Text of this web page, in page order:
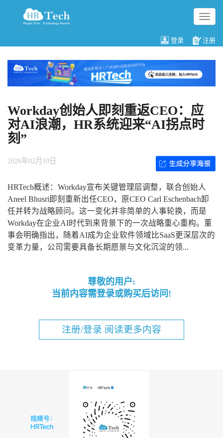
切
换
航
登录 注册
Workday创始人即刻重返CEO：应
对AI浪潮，HR系统迎来“AI拐点时
刻”
2026年02月10日
HRTech概述：Workday宣布关键管理层调整，联合创始人
Aneel Bhusri即刻重新出任CEO，原CEO Carl Eschenbach卸
任并转为战略顾问。这一变化并非简单的人事轮换，而是
Workday在企业AI时代到来背景下的一次战略重心重构。董
事会明确指出，随着AI成为企业软件领域比SaaS更深层次的
变革力量，公司需要具备长期愿景与文化沉淀的领...
尊敬的用户:
当前内容需登录或购买后访问!
注册/登录 阅读更多内容